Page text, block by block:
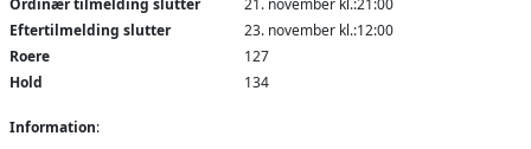
Eftertilmelding slutter
23. november kl.:12:00
Roere
127
Hold
134
Information: